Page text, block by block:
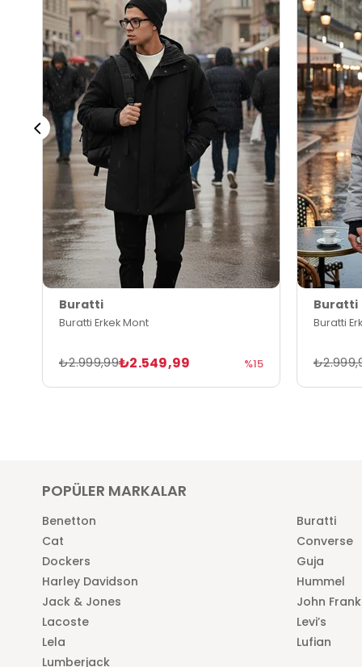
Buratti
Buratti Erkek Mont
₺2.549,99
₺2.999,99 %15
Buratti
Buratti
POPÜLER MARKALAR
Benetton
Buratti
Cat
Converse
Dockers
Guja
Harley Davidson
Hummel
Jack & Jones
John Frank
Lacoste
Levi’s
Lela
Lufian
Lumberjack